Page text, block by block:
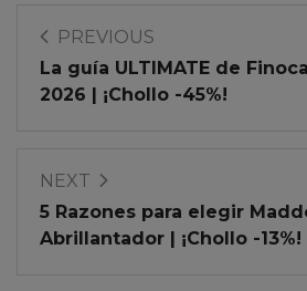
PREVIOUS
La guía ULTIMATE de
2026 | ¡Chollo -45%!
NEXT
5 Razones para elegir
Abrillantador | ¡Chollo -13%!